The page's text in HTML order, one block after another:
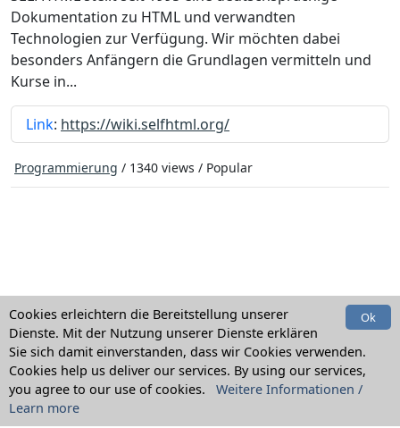
Ok
Cookies erleichtern die Bereitstellung unserer
Dienste. Mit der Nutzung unserer Dienste erklären
Sie sich damit einverstanden, dass wir Cookies verwenden.
Cookies help us deliver our services. By using our services,
you agree to our use of cookies. Weitere Informationen /
Learn more
Dokumentation zu HTML und verwandten
Technologien zur Verfügung. Wir möchten dabei
besonders Anfängern die Grundlagen vermitteln und
Kurse in...
Link: https://wiki.selfhtml.org/
Programmierung / 1340 views / Popular
Home Kategorien Suche
Link melden
Newsletter
Impressum Datenschutzerklärung